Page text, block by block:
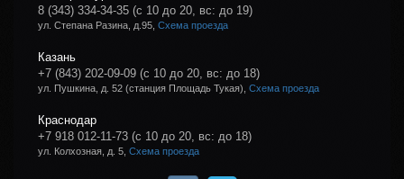
8 (343) 334-34-35 (с 10 до 20, вс: до 19)
ул. Степана Разина, д.95, Схема проезда
Казань
+7 (843) 202-09-09 (с 10 до 20, вс: до 18)
ул. Пушкина, д. 52 (станция Площадь Тукая), Схема проезда
Краснодар
+7 918 012-11-73 (с 10 до 20, вс: до 18)
ул. Колхозная, д. 5, Схема проезда